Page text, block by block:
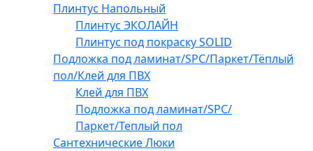
Плинтус Напольный
Плинтус ЭКОЛАЙН
Плинтус под покраску SOLID
Подложка под ламинат/SPC/Паркет/Тёплый
пол/Клей для ПВХ
Клей для ПВХ
Подложка под ламинат/SPC/
Паркет/Теплый пол
Сантехнические Люки